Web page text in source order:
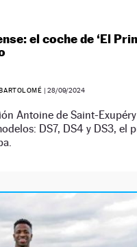
el coche de ‘El
|28/09/2024
Antoine de Saint-
DS7, DS4 y DS3, el